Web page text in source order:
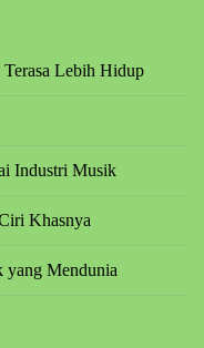
Lebih Hidup
Industri Musik
Khasnya
yang Mendunia